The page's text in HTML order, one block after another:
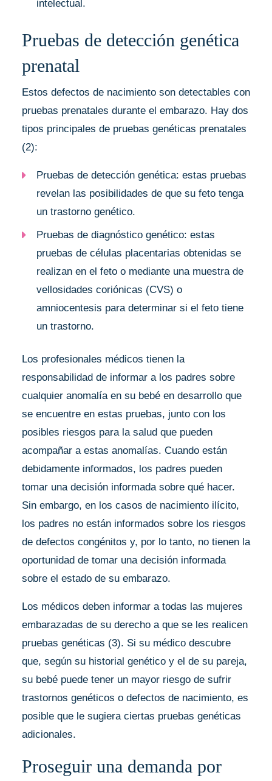
intelectual.
Pruebas de detección genética
prenatal
Estos defectos de nacimiento son detectables con
pruebas prenatales durante el embarazo. Hay dos
tipos principales de pruebas genéticas prenatales
(2):
Pruebas de detección genética: estas pruebas
revelan las posibilidades de que su feto tenga
un trastorno genético.
Pruebas de diagnóstico genético: estas
pruebas de células placentarias obtenidas se
realizan en el feto o mediante una muestra de
vellosidades coriónicas (CVS) o
amniocentesis para determinar si el feto tiene
un trastorno.
Los profesionales médicos tienen la
responsabilidad de informar a los padres sobre
cualquier anomalía en su bebé en desarrollo que
se encuentre en estas pruebas, junto con los
posibles riesgos para la salud que pueden
acompañar a estas anomalías. Cuando están
debidamente informados, los padres pueden
tomar una decisión informada sobre qué hacer.
Sin embargo, en los casos de nacimiento ilícito,
los padres no están informados sobre los riesgos
de defectos congénitos y, por lo tanto, no tienen la
oportunidad de tomar una decisión informada
sobre el estado de su embarazo.
Los médicos deben informar a todas las mujeres
embarazadas de su derecho a que se les realicen
pruebas genéticas (3). Si su médico descubre
que, según su historial genético y el de su pareja,
su bebé puede tener un mayor riesgo de sufrir
trastornos genéticos o defectos de nacimiento, es
posible que le sugiera ciertas pruebas genéticas
adicionales.
Proseguir una demanda por